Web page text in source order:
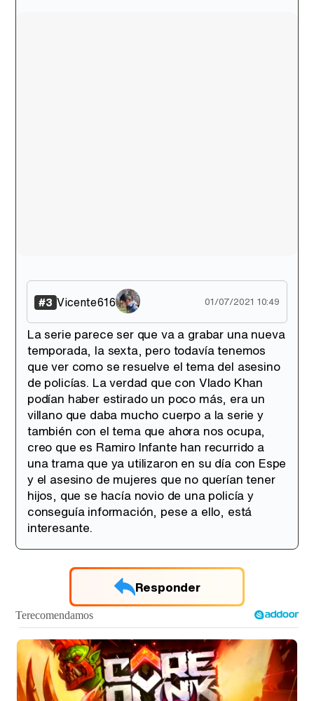
#3 Vicente616 01/07/2021 10:49
La serie parece ser que va a grabar una nueva
temporada, la sexta, pero todavía tenemos
que ver como se resuelve el tema del asesino
de policías. La verdad que con Vlado Khan
podían haber estirado un poco más, era un
villano que daba mucho cuerpo a la serie y
también con el tema que ahora nos ocupa,
creo que es Ramiro Infante han recurrido a
una trama que ya utilizaron en su día con Espe
y el asesino de mujeres que no querían tener
hijos, que se hacía novio de una policía y
conseguía información, pese a ello, está
interesante.
Responder